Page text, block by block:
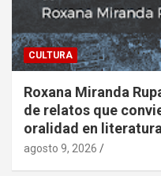
CULTURA
Roxana Miranda
de relatos que
oralidad en literatura
agosto 9, 2026